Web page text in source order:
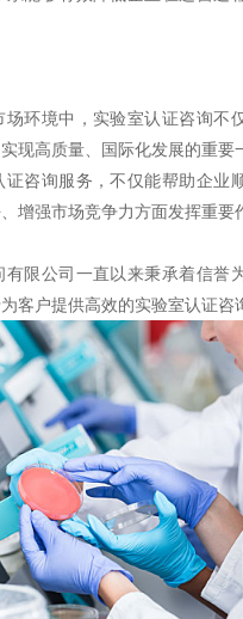
环境中，实验室认证咨询不
现高质量、国际化发展的重要
咨询服务，不仅能帮助企业
增强市场竞争力方面发挥重要
限公司一直以来秉承着信誉
客户提供高效的实验室认证咨